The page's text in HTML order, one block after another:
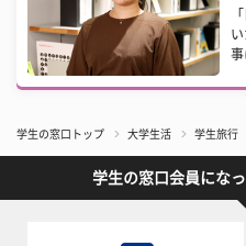
事
学生の窓口トップ 大学生活 学生旅行
学生の窓口会員にな